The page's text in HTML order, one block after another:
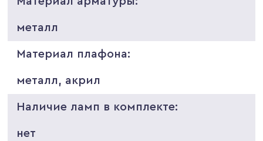
металл
Материал плафона:
металл, акрил
Наличие ламп в комплекте:
нет